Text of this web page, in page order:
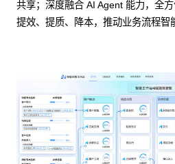
共享；深度融合 AI Agent 能力，全
提效、提质、降本，推动业务流程智